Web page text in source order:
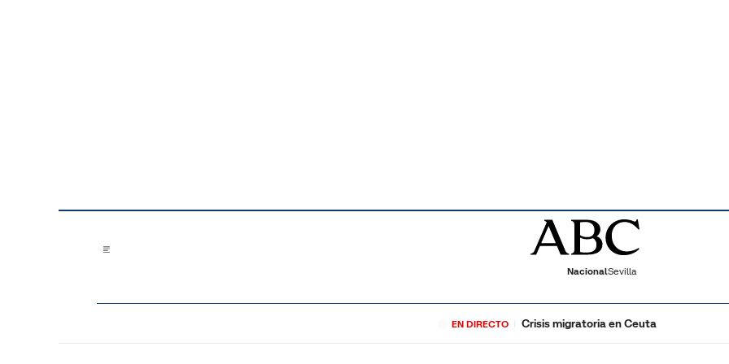
NacionalSevilla
EN DIRECTO Crisis migratoria en Ceuta